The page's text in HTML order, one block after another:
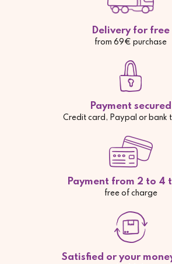
Delivery for free
from 69€ purchase
Payment secured
Credit card, Paypal or bank
Payment from 2 to 4
free of charge
Satisfied or your